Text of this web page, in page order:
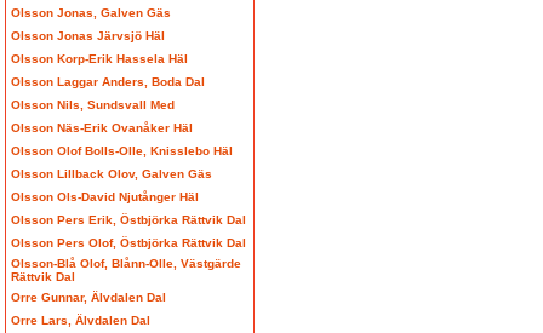
Olsson Jonas, Galven Gäs
Olsson Jonas Järvsjö Häl
Olsson Korp-Erik Hassela Häl
Olsson Laggar Anders, Boda Dal
Olsson Nils, Sundsvall Med
Olsson Näs-Erik Ovanåker Häl
Olsson Olof Bolls-Olle, Knisslebo Häl
Olsson Lillback Olov, Galven Gäs
Olsson Ols-David Njutånger Häl
Olsson Pers Erik, Östbjörka Rättvik Dal
Olsson Pers Olof, Östbjörka Rättvik Dal
Olsson-Blå Olof, Blånn-Olle, Västgärde
Rättvik Dal
Orre Gunnar, Älvdalen Dal
Orre Lars, Älvdalen Dal